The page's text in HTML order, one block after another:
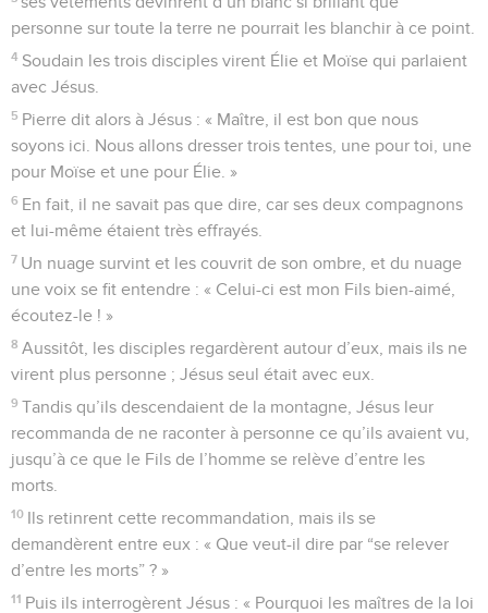
personne sur toute la terre ne pourrait les blanchir à ce point.
4 Soudain les trois disciples virent Élie et Moïse qui parlaient
avec Jésus.
5 Pierre dit alors à Jésus : « Maître, il est bon que nous
soyons ici. Nous allons dresser trois tentes, une pour toi, une
pour Moïse et une pour Élie. »
6 En fait, il ne savait pas que dire, car ses deux compagnons
et lui-même étaient très effrayés.
7 Un nuage survint et les couvrit de son ombre, et du nuage
une voix se fit entendre : « Celui-ci est mon Fils bien-aimé,
écoutez-le ! »
8 Aussitôt, les disciples regardèrent autour d’eux, mais ils ne
virent plus personne ; Jésus seul était avec eux.
9 Tandis qu’ils descendaient de la montagne, Jésus leur
recommanda de ne raconter à personne ce qu’ils avaient vu,
jusqu’à ce que le Fils de l’homme se relève d’entre les
morts.
10 Ils retinrent cette recommandation, mais ils se
demandèrent entre eux : « Que veut-il dire par “se relever
d’entre les morts” ? »
11 Puis ils interrogèrent Jésus : « Pourquoi les maîtres de la loi